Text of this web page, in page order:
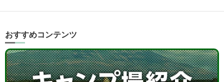
おすすめコンテンツ